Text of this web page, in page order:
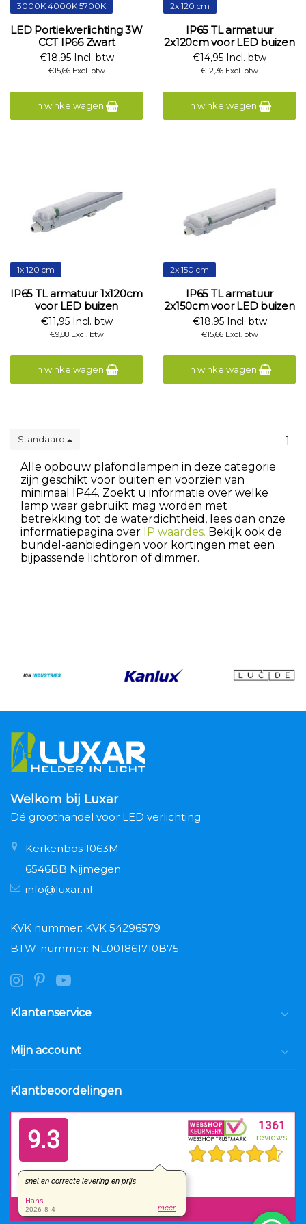
3000K 4000K 5700K
LED Portiekverlichting 3W
CCT IP66 Zwart
€18,95 Incl. btw
€15,66 Excl. btw
In winkelwagen
2x 120 cm
IP65 TL armatuur
2x120cm voor LED buizen
€14,95 Incl. btw
€12,36 Excl. btw
In winkelwagen
1x 120 cm
IP65 TL armatuur 1x120cm
voor LED buizen
€11,95 Incl. btw
€9,88 Excl. btw
In winkelwagen
2x 150 cm
IP65 TL armatuur
2x150cm voor LED buizen
€18,95 Incl. btw
€15,66 Excl. btw
In winkelwagen
Standaard
1
Alle opbouw plafondlampen in deze categorie
zijn geschikt voor buiten en voorzien van
minimaal IP44. Zoekt u informatie over welke
lamp waar gebruikt mag worden met
betrekking tot de waterdichtheid, lees dan onze
informatiepagina over IP waardes. Bekijk ook de
bundel-aanbiedingen voor kortingen met een
bijpassende lichtbron of dimmer.
Welkom bij Luxar
Dé groothandel voor LED verlichting
Kerkenbos 1063M
6546BB Nijmegen
info@luxar.nl
KVK nummer: KVK 54296579
BTW-nummer: NL001861710B75
Klantenservice
Mijn account
Klantbeoordelingen